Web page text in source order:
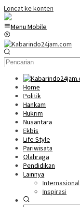
Loncat ke konten
Menu Mobile
Home
Politik
Hankam
Hukrim
Nusantara
Ekbis
Life Style
Pariwisata
Olahraga
Pendidikan
Lainnya
Internasional
Inspirasi